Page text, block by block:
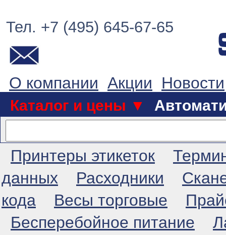
Тел. +7 (495) 645-67-65
О компании Акции Новости
Каталог и цены ▼
Принтеры этикеток
данных
Расходники
кода
Весы торговые
Бесперебойное питание